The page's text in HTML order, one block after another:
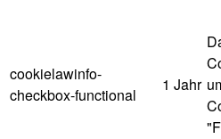
cookielawinfo-
checkbox-functional
1 Jahr